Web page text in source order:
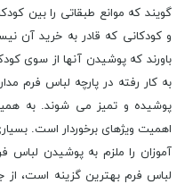
گویند که موانع طبقاتی را بین
و کودکانی که قادر به خرید آن
باورند که پوشیدن آنها از سوی
به کار رفته در پارچه لباس فرم
پوشیده و تمیز می شوند. به
اهمیت ویژهای برخوردار است.
آموزان را ملزم به پوشیدن لباس
لباس فرم بهترین گزینه است،